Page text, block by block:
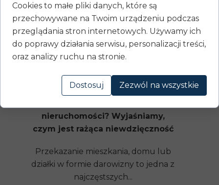
nieruchomości? Wyjaśniamy,
czym jest rażąca niewdzięczność
Przekazanie mieszkania, domu lub
działki w formie darowizny to jedna z
najczęstszych...
Pozostałe wpisy
Cookies to małe pliki danych, które są
przechowywane na Twoim urządzeniu podczas
przeglądania stron internetowych. Używamy ich
do poprawy działania serwisu, personalizacji treści,
oraz analizy ruchu na stronie.
Dostosuj Zezwól na wszystkie